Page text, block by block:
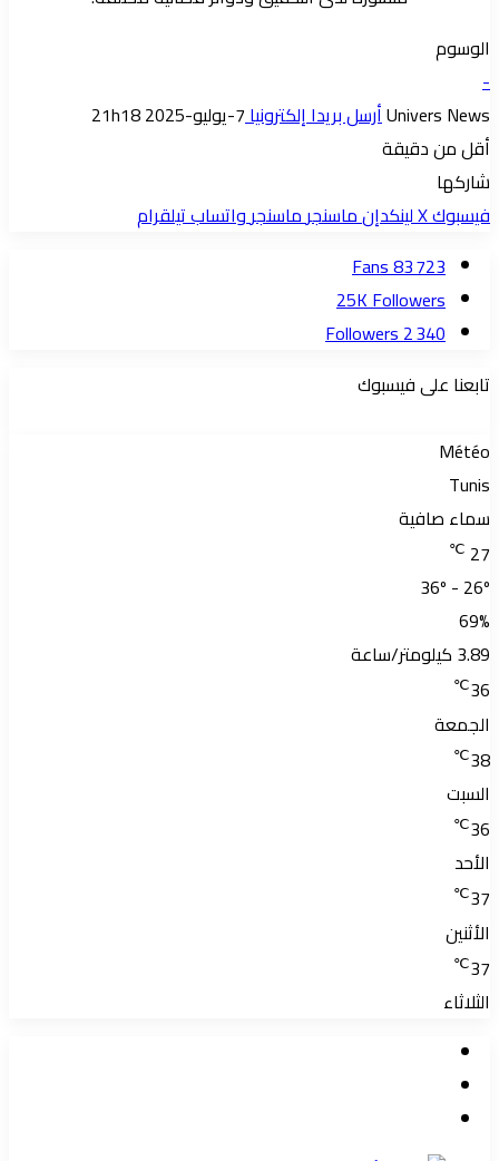
الوسوم
-
Univers Newsأرسل بريدا إلكترونيا7-يوليو-2025 21h18
أقل من دقيقة
شاركها
فيسبوك‫Xلينكدإنماسنجرماسنجرواتسابتيلقرام
83 723
Fans
25KFollowers
2 340
Followers
تابعنا على فيسبوك
Météo
Tunis
سماء صافية
27
℃
36º - 26º
69%
3.89 كيلومتر/ساعة
36
℃
الجمعة
38
℃
السبت
36
℃
الأحد
37
℃
الأثنين
37
℃
الثلاثاء